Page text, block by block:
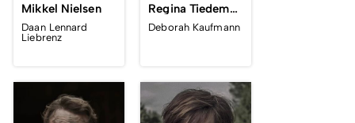
Mikkel Nielsen
Daan Lennard
Liebrenz
Regina Tiedemann
Deborah Kaufmann